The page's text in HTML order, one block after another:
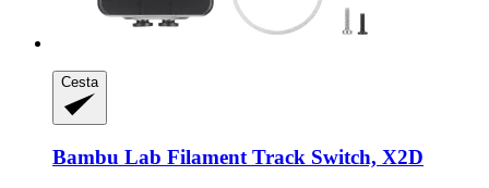
Cesta
Bambu Lab Filament Track Switch, X2D